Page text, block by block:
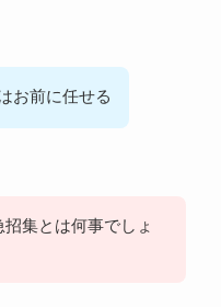
お前に任せる
集とは何事でしょ